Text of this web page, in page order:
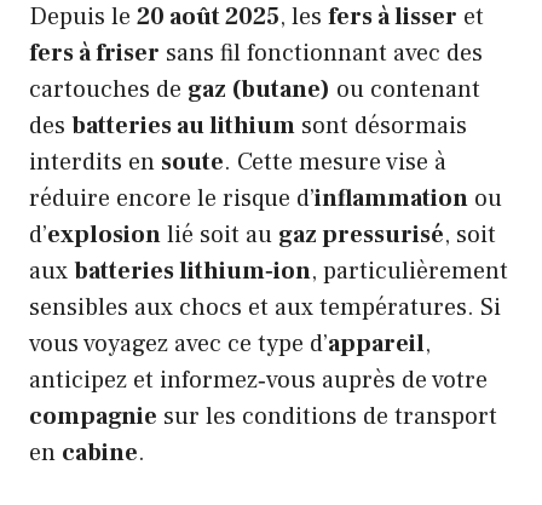
Depuis le 20 août 2025, les fers à lisser et
fers à friser sans fil fonctionnant avec des
cartouches de gaz (butane) ou contenant
des batteries au lithium sont désormais
interdits en soute. Cette mesure vise à
réduire encore le risque d’inflammation ou
d’explosionlié soit au gaz pressurisé, soit
auxbatteries lithium‑ion, particulièrement
sensibles aux chocs et aux températures. Si
vous voyagez avec ce type d’appareil,
anticipez et informez‑vous auprès de votre
compagnie sur les conditions de transport
en cabine.